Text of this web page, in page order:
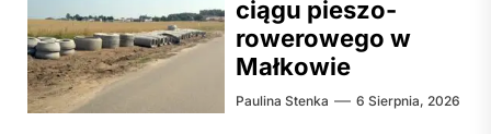
ciągu pieszo-
rowerowego w
Małkowie
Paulina Stenka 6 Sierpnia, 2026